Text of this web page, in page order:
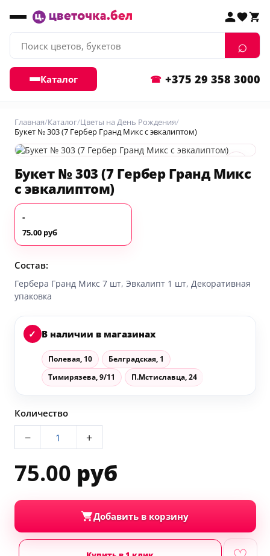
Каталог +375 29 358 3000
Главная Каталог Цветы на День Рождения
Букет № 303 (7 Гербер Гранд Микс с эвкалиптом)
Букет № 303 (7 Гербер Гранд Микс
с эвкалиптом)
-
75.00 руб
Состав:
Гербера Гранд Микс 7 шт, Эвкалипт 1 шт, Декоративная
упаковка
✓ В наличии в магазинах
Полевая, 10
Белградская, 1
Тимирязева, 9/11
П.Мстиславца, 24
Количество
− +
75.00 руб
Добавить в корзину